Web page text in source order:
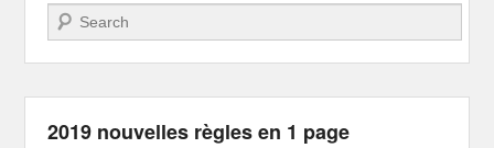
Recherche
2019 nouvelles règles en 1 page